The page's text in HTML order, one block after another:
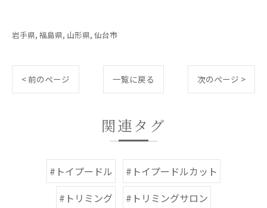
岩手県 福島県 山形県 仙台市
< 前のページ 一覧に戻る 次のページ >
関連タグ
#トイプードル
#トイプードルカット
#トリミング
#トリミングサロン